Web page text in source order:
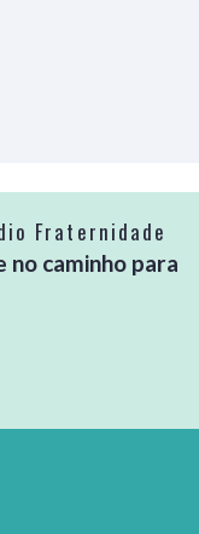
Fraternidade
no caminho para